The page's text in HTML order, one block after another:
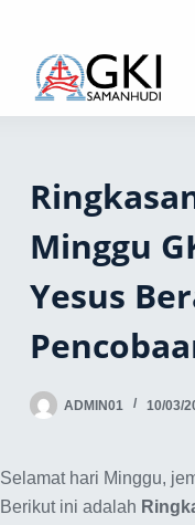
Minggu
Yesus
ADMIN01 10/03/
Selamat hari Minggu,
Berikut ini adalah